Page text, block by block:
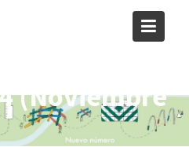
(Noviembre